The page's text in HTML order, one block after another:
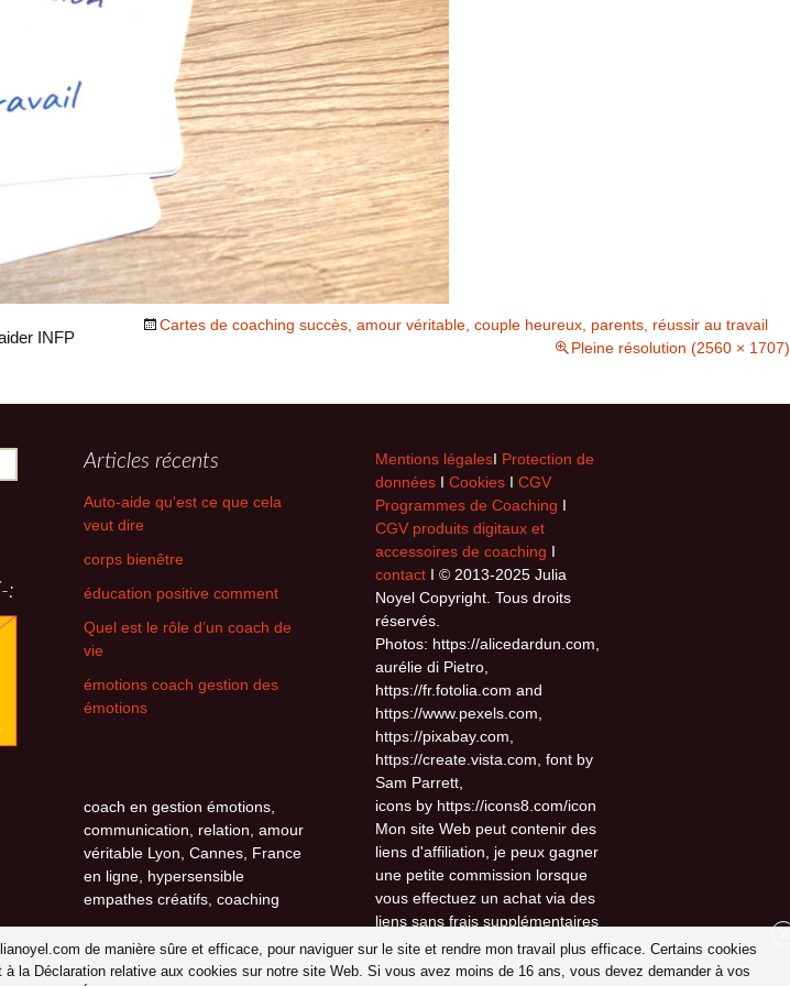
Cartes de coaching succès, amour véritable, couple heureux, parents, réussir au travail
Pleine résolution (2560 × 1707)
INFP
Articles récents
Auto-aide qu‘est ce que cela
veut dire
corps bienêtre
éducation positive comment
Quel est le rôle d’un coach de
vie
émotions coach gestion des
émotions
Mentions légalesI Protection de
données I Cookies I CGV
Programmes de Coaching I
CGV produits digitaux et
accessoires de coaching I
contact I © 2013-2025 Julia
Noyel Copyright. Tous droits
réservés.
Photos: https://alicedardun.com,
aurélie di Pietro,
https://fr.fotolia.com and
https://www.pexels.com,
https://pixabay.com,
https://create.vista.com, font by
Sam Parrett,
icons by https://icons8.com/icon
Mon site Web peut contenir des
liens d'affiliation, je peux gagner
une petite commission lorsque
vous effectuez un achat via des
liens sans frais supplémentaires
pour vous.
:
coach en gestion émotions,
communication, relation, amour
véritable Lyon, Cannes, France
en ligne, hypersensible
empathes créatifs, coaching
de manière sûre et efficace, pour naviguer sur le site et rendre mon travail plus efficace. Certains cookies
Déclaration relative aux cookies sur notre site Web. Si vous avez moins de 16 ans, vous devez demander à vos